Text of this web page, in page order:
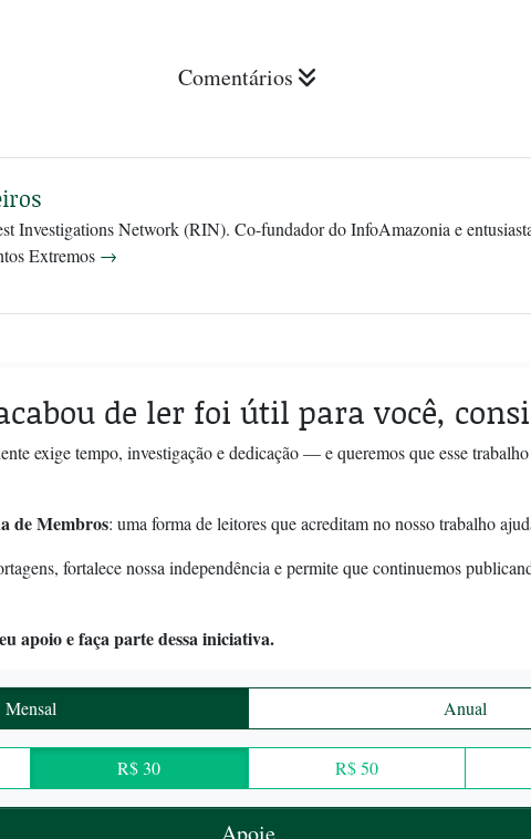
Comentários
Investigations Network (RIN). Co-fundador do InfoAmazonia e
Extremos →
de ler foi útil para você,
exige tempo, investigação e dedicação — e queremos que esse
de Membros: uma forma de leitores que acreditam no nosso trabalho
fortalece nossa independência e permite que continuemos
apoio e faça parte dessa iniciativa.
Mensal Anual
R$ 30 R$ 50
Apoie